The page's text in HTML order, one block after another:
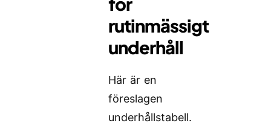
rutinmässigt
underhåll
Här är en
föreslagen
underhållstabell.